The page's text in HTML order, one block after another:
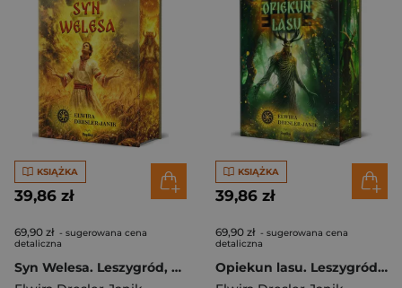
KSIĄŻKA
39,86 zł
69,90 zł - sugerowana cena
detaliczna
Syn Welesa. Leszygród, prequel (barwione brzegi)
KSIĄŻKA
39,86 zł
69,90 zł - sugerowana cena
detaliczna
Opiekun lasu. Leszygród. Słowiańskie Światy. Tom 3 (ilustrowane brzegi)